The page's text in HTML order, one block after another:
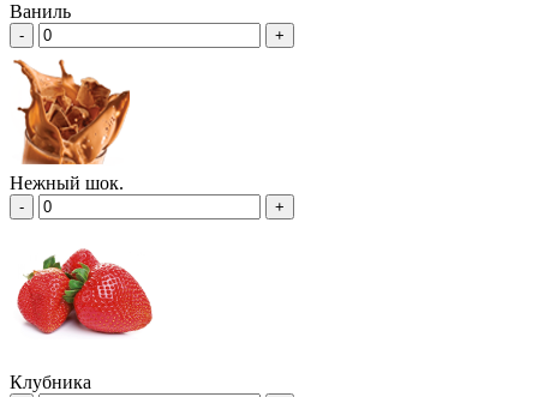
Ваниль
- +
Нежный шок.
- +
Клубника